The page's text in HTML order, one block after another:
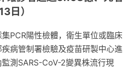
日）
PCR陽性檢體，衛生單位或臨床
病管制署檢驗及疫苗研製中心進
測SARS-CoV-2變異株流行現